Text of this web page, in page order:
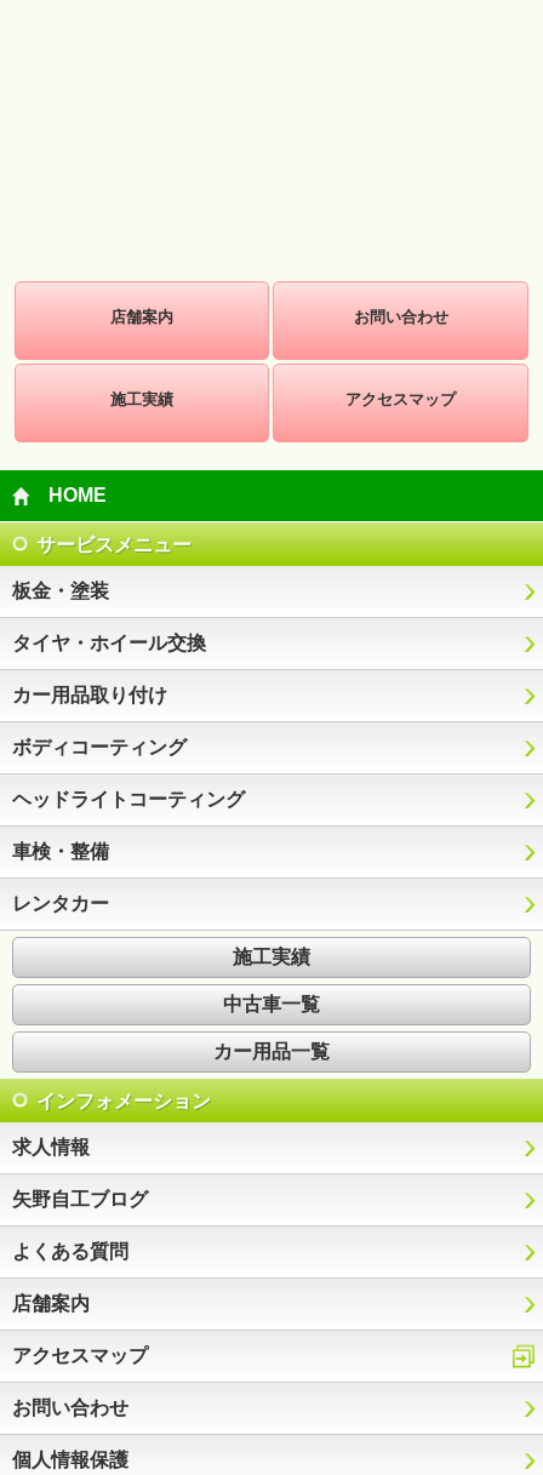
店舗案内 お問い合わせ
施工実績 アクセスマップ
HOME
サービスメニュー
板金・塗装
タイヤ・ホイール交換
カー用品取り付け
ボディコーティング
ヘッドライトコーティング
車検・整備
レンタカー
施工実績
中古車一覧
カー用品一覧
インフォメーション
求人情報
矢野自工ブログ
よくある質問
店舗案内
アクセスマップ
お問い合わせ
個人情報保護